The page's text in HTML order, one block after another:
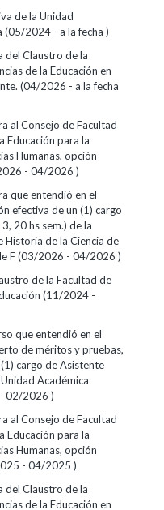
de la Unidad
2024 - a la fecha )
del Claustro de la
de la Educación en
(04/2026 - a la fecha
al Consejo de Facultad
Educación para la
Humanas, opción
- 04/2026 )
que entendió en el
efectiva de un (1) cargo
20 hs sem.) de la
Historia de la Ciencia de
F (03/2026 - 04/2026 )
de la Facultad de
(11/2024 -
que entendió en el
de méritos y pruebas,
cargo de Asistente
Académica
02/2026 )
al Consejo de Facultad
Educación para la
Humanas, opción
- 04/2025 )
del Claustro de la
de la Educación en